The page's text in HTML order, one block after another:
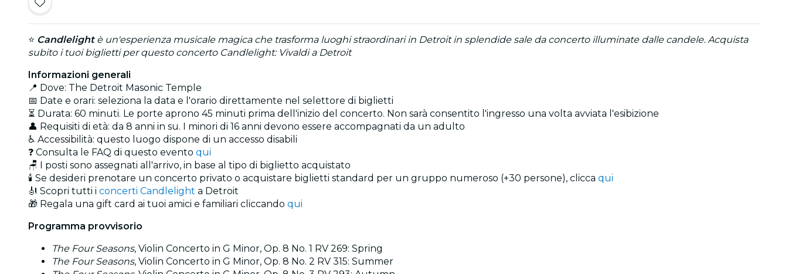
⭐ Candlelightè un'esperienza musicale magica che trasforma luoghi straordinari in Detroit in splendide sale da concerto illuminate dalle candele. Acquista
subito i tuoi biglietti per questo concerto Candlelight: Vivaldi a Detroit
Informazioni generali
📍 Dove: The Detroit Masonic Temple
📅 Date e orari: seleziona la data e l'orario direttamente nel selettore di biglietti
⏳ Durata: 60 minuti. Le porte aprono 45 minuti prima dell'inizio del concerto. Non sarà consentito l'ingresso una volta avviata l'esibizione
👤 Requisiti di età: da 8 anni in su. I minori di 16 anni devono essere accompagnati da un adulto
♿ Accessibilità: questo luogo dispone di un accesso disabili
❓ Consulta le FAQ di questo evento qui
🪑 I posti sono assegnati all'arrivo, in base al tipo di biglietto acquistato
🕯️ Se desideri prenotare un concerto privato o acquistare biglietti standard per un gruppo numeroso (+30 persone), clicca qui
🎻 Scopri tutti i concerti Candlelight a Detroit
🎁 Regala una gift card ai tuoi amici e familiari cliccando qui
Programma provvisorio
The Four Seasons, Violin Concerto in G Minor, Op. 8 No. 1 RV 269: Spring
The Four Seasons, Violin Concerto in G Minor, Op. 8 No. 2 RV 315: Summer